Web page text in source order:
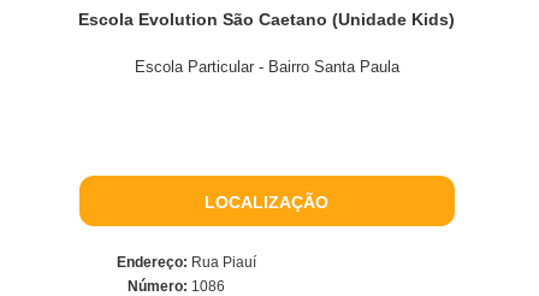
Escola Evolution São Caetano (Unidade Kids)
Escola Particular - Bairro Santa Paula
LOCALIZAÇÃO
Endereço: Rua Piauí
Número: 1086